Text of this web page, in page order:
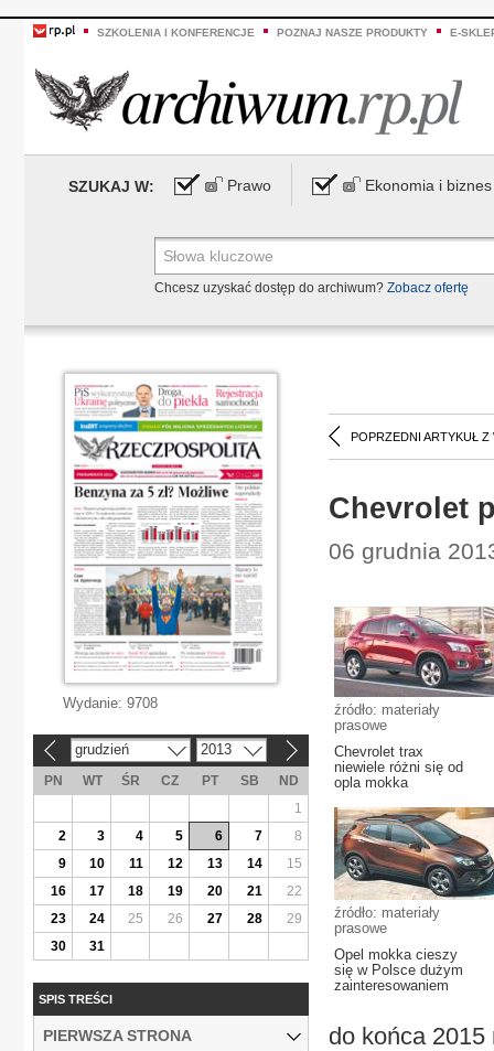
SZKOLENIA I KONFERENCJE POZNAJ NASZE PRODUKTY E-
SZUKAJ W: Prawo Ekonomia i biznes
Chcesz uzyskać dostęp do archiwum? Zobacz ofertę
POPRZEDNI ARTYKUŁ Z
Chevrolet
06 grudnia
źródło: materiały
prasowe
Chevrolet trax
niewiele różni się od
opla mokka
źródło: materiały
prasowe
Opel mokka cieszy
się w Polsce dużym
zainteresowaniem
do końca
Wydanie: 9708
grudzień 2013
PN WT ŚR CZ PT SB
ND
1
2
3 4 5 6 7
8
9
10 11 12 13 14
15
16
17 18 19 20 21
22
23
24 25 26 27 28
29
30
31
SPIS TREŚCI
PIERWSZA STRONA